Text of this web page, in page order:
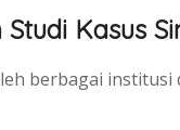
Kasus
berbagai